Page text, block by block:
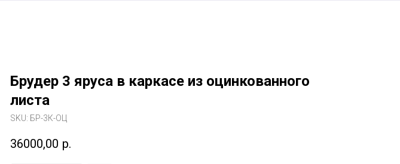
Брудер 3 яруса в каркасе из оцинкованного
листа
SKU: БР-3К-ОЦ
36000,00 р.